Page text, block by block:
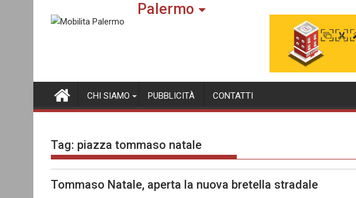
Palermo
CHI SIAMO PUBBLICITÀ CONTATTI
Tag: piazza tommaso natale
Tommaso Natale, aperta la nuova bretella stradale